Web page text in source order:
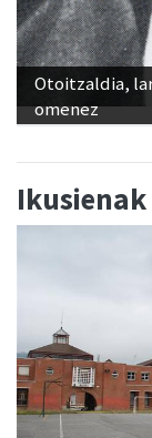
Otoitzaldia,
omenez
Ikusienak